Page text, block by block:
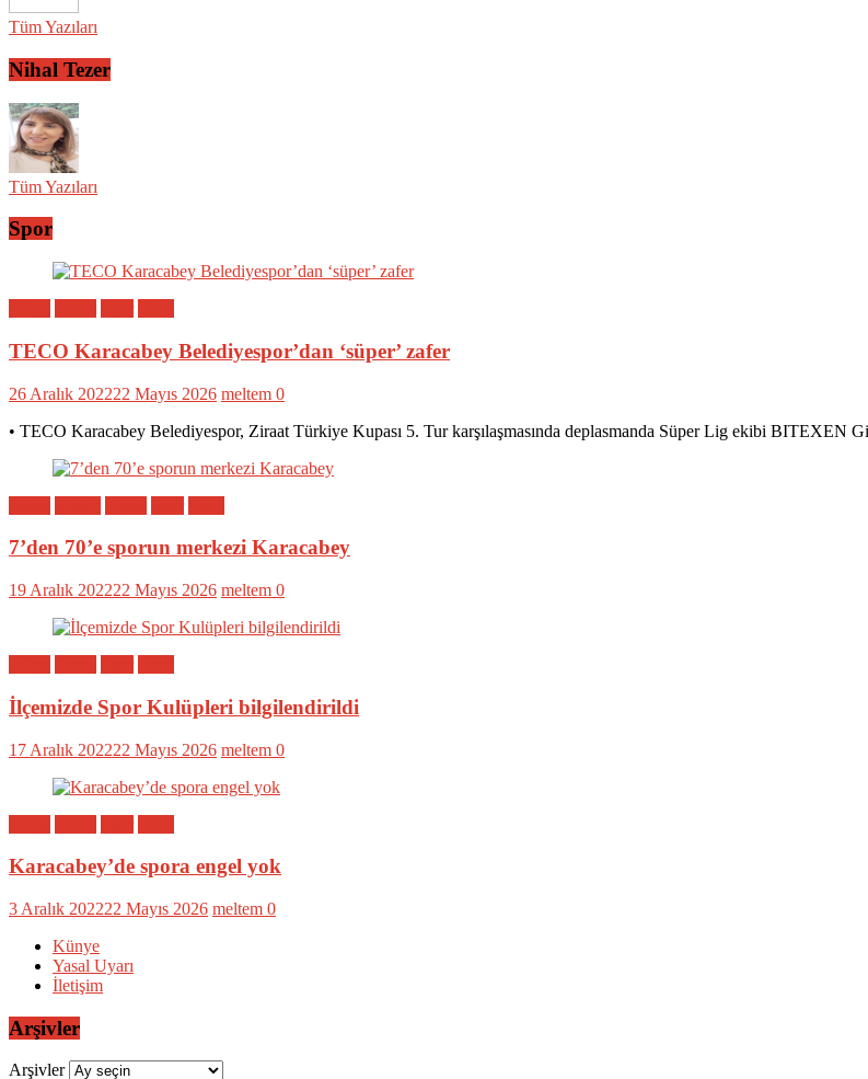
Tüm Yazıları
Nihal Tezer
Tüm Yazıları
Spor
TECO Karacabey Belediyespor’dan ‘süper’ zafer
26 Aralık 202222 Mayıs 2026 meltem 0
• TECO Karacabey Belediyespor, Ziraat Türkiye Kupası 5. Tur karşılaşmasında deplasmanda Süper Lig ekibi BITEXEN
7’den 70’e sporun merkezi Karacabey
19 Aralık 202222 Mayıs 2026 meltem 0
İlçemizde Spor Kulüpleri bilgilendirildi
17 Aralık 202222 Mayıs 2026 meltem 0
Karacabey’de spora engel yok
3 Aralık 202222 Mayıs 2026 meltem 0
Künye
Yasal Uyarı
İletişim
Arşivler
Arşivler